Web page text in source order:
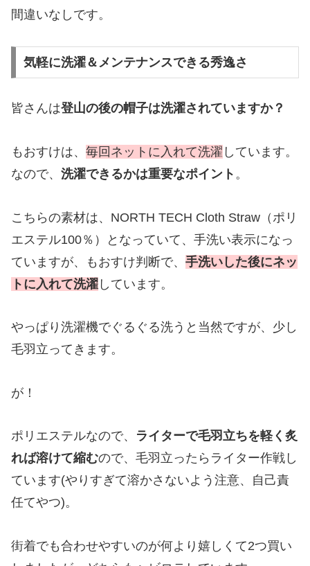
間違いなしです。
気軽に洗濯＆メンテナンスできる秀逸さ
皆さんは登山の後の帽子は洗濯されていますか？
もおすけは、 毎回ネットに入れて洗濯 しています。
なので、 洗濯できるかは重要なポイント 。
こちらの素材は、NORTH TECH Cloth Straw（ポリ
エステル100％）となっていて、手洗い表示になっ
ていますが、もおすけ判断で、 手洗いした後にネッ
トに入れて洗濯 しています。
やっぱり洗濯機でぐるぐる洗うと当然ですが、少し
毛羽立ってきます。
が！
ポリエステルなので、 ライターで毛羽立ちを軽く炙
れば溶けて縮むので、毛羽立ったらライター作戦し
ています(やりすぎて溶かさないよう注意、自己責
任てやつ)。
街着でも合わせやすいのが何より嬉しくて2つ買い